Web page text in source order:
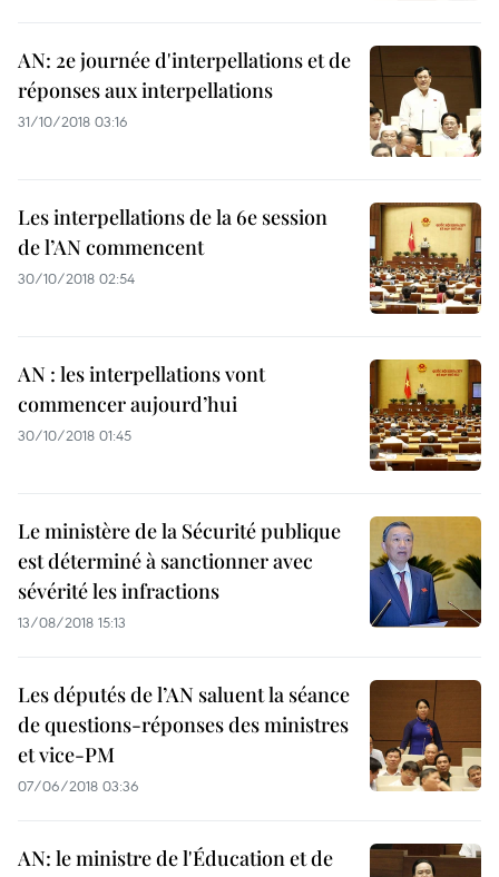
AN: 2e journée d'interpellations et de
réponses aux interpellations
31/10/2018 03:16
Les interpellations de la 6e session
de l’AN commencent
30/10/2018 02:54
AN : les interpellations vont
commencer aujourd’hui
30/10/2018 01:45
Le ministère de la Sécurité publique
est déterminé à sanctionner avec
sévérité les infractions
13/08/2018 15:13
Les députés de l’AN saluent la séance
de questions-réponses des ministres
et vice-PM
07/06/2018 03:36
AN: le ministre de l'Éducation et de